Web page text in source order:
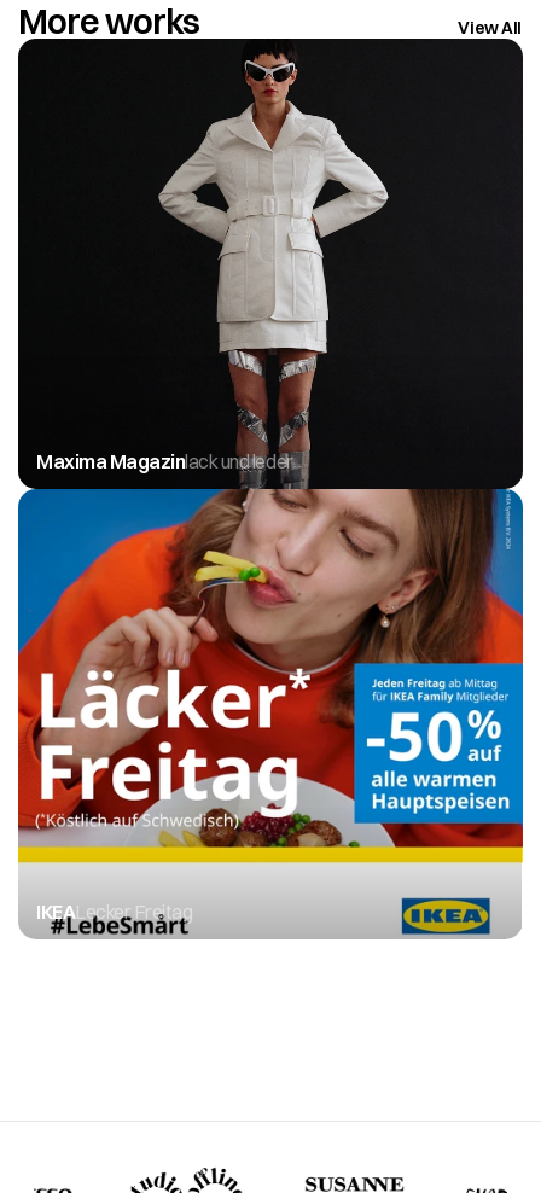
More works View All
Maxima Magazinlack und leder
IKEALecker Freitag